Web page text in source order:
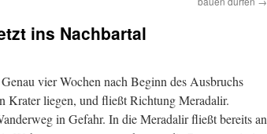
ins Nachbartal
vier Wochen nach Beginn des Ausbruchs
Krater liegen, und fließt Richtung Meradalir.
in Gefahr. In die Meradalir fließt bereits an